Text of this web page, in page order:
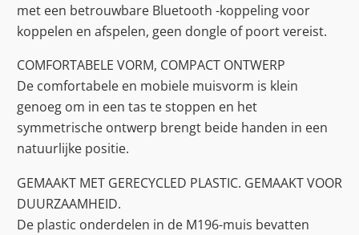
met een betrouwbare Bluetooth -koppeling voor
koppelen en afspelen, geen dongle of poort vereist.
COMFORTABELE VORM, COMPACT ONTWERP
De comfortabele en mobiele muisvorm is klein
genoeg om in een tas te stoppen en het
symmetrische ontwerp brengt beide handen in een
natuurlijke positie.
GEMAAKT MET GERECYCLED PLASTIC. GEMAAKT VOOR
DUURZAAMHEID.
De plastic onderdelen in de M196-muis bevatten